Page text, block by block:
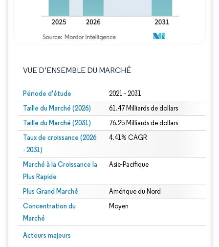
VUE D’ENSEMBLE DU MARCHÉ
Période d'étude 2021 - 2031
Taille du Marché (2026) 61.47 Milliards de dollars
Taille du Marché (2031) 76.25 Milliards de dollars
Taux de croissance (2026
- 2031)
4.41% CAGR
Marché à la Croissance la
Plus Rapide
Asie-Pacifique
Plus Grand Marché Amérique du Nord
Concentration du
Marché
Moyen
Acteurs majeurs
Image © Mordor Intelligence. La réutilisation nécessite une attribution sous CC